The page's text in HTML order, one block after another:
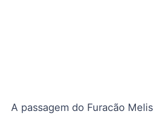
A passagem do Furacão